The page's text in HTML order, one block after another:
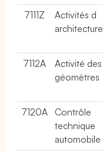
7111Z
Activités d
architecture
7112A
Activité des
géomètres
7120A
Contrôle
technique
automobile